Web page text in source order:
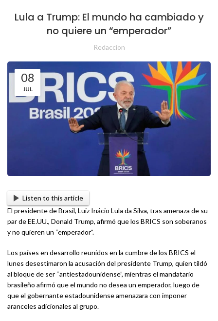
Lula a Trump: El mundo ha cambiado y
no quiere un “emperador”
Redaccion
08
JUL
Listen to this article
El presidente de Brasil, Luiz Inácio Lula da Silva, tras amenaza de su
par de EE.UU., Donald Trump, afirmó que los BRICS son soberanos
y no quieren un “emperador”.
Los países en desarrollo reunidos en la cumbre de los BRICS el
lunes desestimaron la acusación del presidente Trump, quien tildó
al bloque de ser “antiestadounidense”, mientras el mandatario
brasileño afirmó que el mundo no desea un emperador, luego de
que el gobernante estadounidense amenazara con imponer
aranceles adicionales al grupo.